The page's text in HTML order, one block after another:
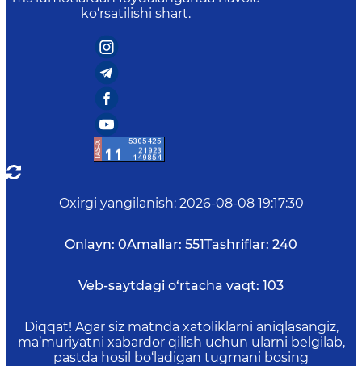
ko‘rsatilishi shart.
Oxirgi yangilanish: 2026-08-08 19:17:30
Onlayn: 0Amallar: 551Tashriflar: 240
Veb-saytdagi o‘rtacha vaqt: 103
Diqqat! Agar siz matnda xatoliklarni aniqlasangiz,
ma’muriyatni xabardor qilish uchun ularni belgilab,
pastda hosil bo‘ladigan tugmani bosing